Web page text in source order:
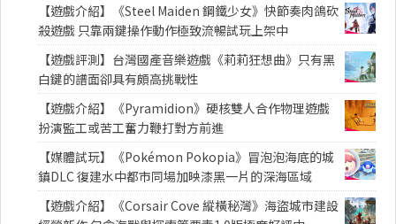
【遊戲介紹】《Steel Maiden 鋼鐵少女》快節奏肉鴿砍
殺遊戲 只靠兩鍵操作動作極致流暢試玩上架中
【遊戲評測】台灣國產音樂遊戲《莉莉狂想曲》只有黑
白鍵的譜面卻具有頗高挑戰性
【遊戲介紹】《Pyramidion》硬核雙人合作物理遊戲
扮演監工或苦工奮力鞭打對方前進
【媒體試玩】《Pokémon Pokopia》冒泡泡海底的城
鎮DLC 復建水中都市同場加映漆黑一片的深海區域
【遊戲介紹】《Corsair Cove 縱橫秘灣》海盜城市建設